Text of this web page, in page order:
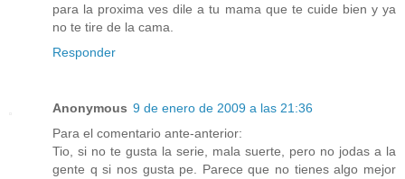
para la proxima ves dile a tu mama que te cuide bien y ya
no te tire de la cama.
Responder
Anonymous 9 de enero de 2009 a las 21:36
Para el comentario ante-anterior:
Tio, si no te gusta la serie, mala suerte, pero no jodas a la
gente q si nos gusta pe. Parece que no tienes algo mejor